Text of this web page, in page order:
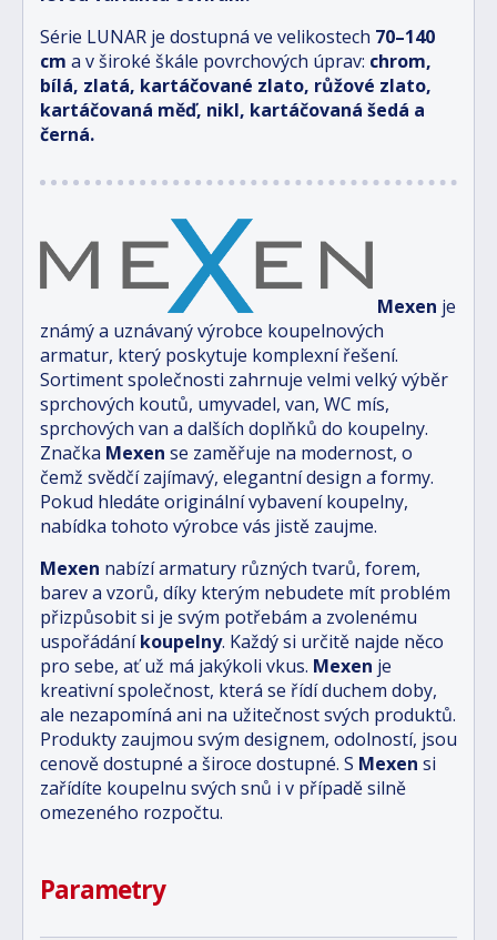
Série LUNAR je dostupná ve velikostech 70–140
cm a v široké škále povrchových úprav: chrom,
bílá, zlatá, kartáčované zlato, růžové zlato,
kartáčovaná měď, nikl, kartáčovaná šedá a
černá.
Mexen je
známý a uznávaný výrobce koupelnových
armatur, který poskytuje komplexní řešení.
Sortiment společnosti zahrnuje velmi velký výběr
sprchových koutů, umyvadel, van, WC mís,
sprchových van a dalších doplňků do koupelny.
Značka Mexen se zaměřuje na modernost, o
čemž svědčí zajímavý, elegantní design a formy.
Pokud hledáte originální vybavení koupelny,
nabídka tohoto výrobce vás jistě zaujme.
Mexen nabízí armatury různých tvarů, forem,
barev a vzorů, díky kterým nebudete mít problém
přizpůsobit si je svým potřebám a zvolenému
uspořádáníkoupelny. Každý si určitě najde něco
pro sebe, ať už má jakýkoli vkus. Mexen je
kreativní společnost, která se řídí duchem doby,
ale nezapomíná ani na užitečnost svých produktů.
Produkty zaujmou svým designem, odolností, jsou
cenově dostupné a široce dostupné. S Mexen si
zařídíte koupelnu svých snů i v případě silně
omezeného rozpočtu.
Parametry